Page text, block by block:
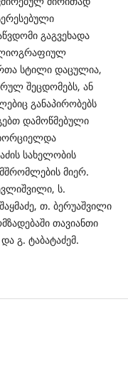
გაგვეხადა
სტილი დაცულია,
შეცდომებს, ან
განაპირობებს
დამოწმებული
სახელობის
მიერ.
ს.
თ. ბერუაშვილი
თავიანთი
გ. ტაბატაძემ.